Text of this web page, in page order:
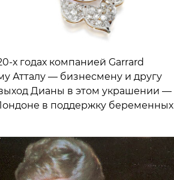
х годах компанией Garrard
Атталу — бизнесмену и другу
Дианы в этом украшении —
в поддержку беременных